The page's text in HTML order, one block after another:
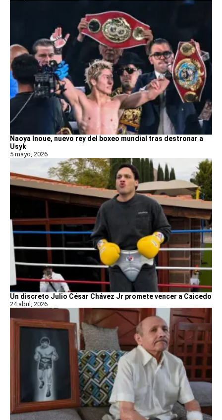
Naoya Inoue, nuevo rey del boxeo mundial tras destronar a
Usyk
5 mayo, 2026
Un discreto Julio César Chávez Jr promete vencer a Caicedo
24 abril, 2026